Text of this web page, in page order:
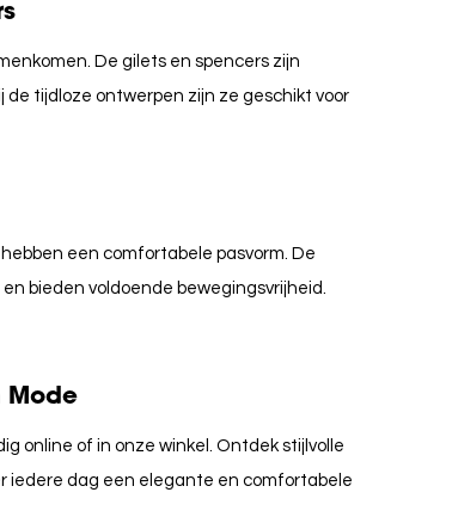
De gilets en spencers zijn
tijdloze ontwerpen zijn ze geschikt voor
een comfortabele pasvorm. De
bieden voldoende bewegingsvrijheid.
Mode
online of in onze winkel. Ontdek stijlvolle
iedere dag een elegante en comfortabele